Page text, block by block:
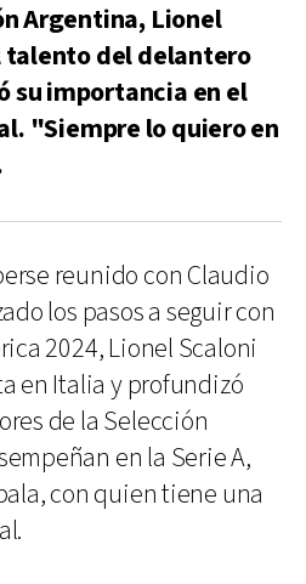
Argentina, Lionel
talento del delantero
su importancia en el
"Siempre lo quiero en
reunido con Claudio
los pasos a seguir con
2024, Lionel Scaloni
en Italia y profundizó
de la Selección
en la Serie A,
con quien tiene una